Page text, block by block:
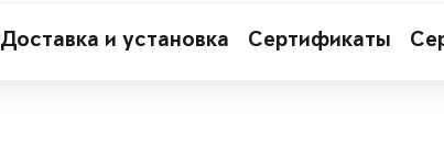
Доставка и установка Сертификаты